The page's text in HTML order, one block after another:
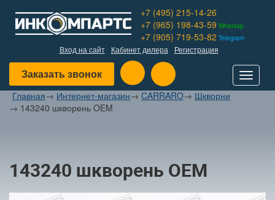
+7 (495) 215-14-26
+7 (965) 198-43-59 Whatsap
+7 (905) 719-53-82 Telegram
Вход на сайт Кабинет дилера Регистрация
Заказать звонок
Toggle
Главная→ Интернет-магазин→ CARRARO→ Шкворни
→ 143240 шкворень OEM
143240 шкворень OEM